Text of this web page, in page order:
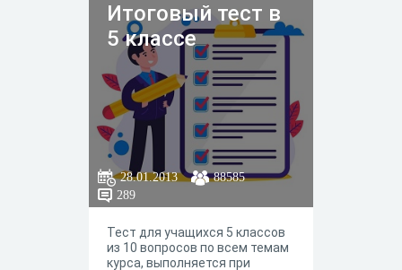
Итоговый тест в
5 классе
28.01.2013
88585
289
Тест для учащихся 5 классов
из 10 вопросов по всем темам
курса, выполняется при